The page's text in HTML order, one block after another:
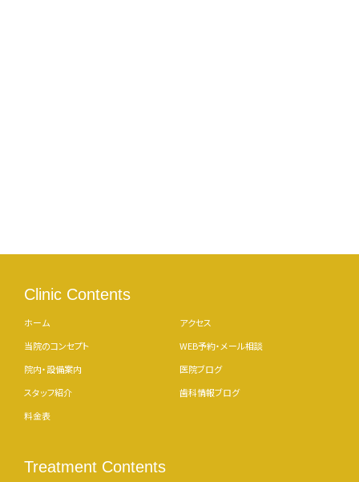
Clinic Contents
ホーム
当院のコンセプト
院内・設備案内
スタッフ紹介
料金表
アクセス
WEB予約・メール相談
医院ブログ
歯科情報ブログ
Treatment Contents